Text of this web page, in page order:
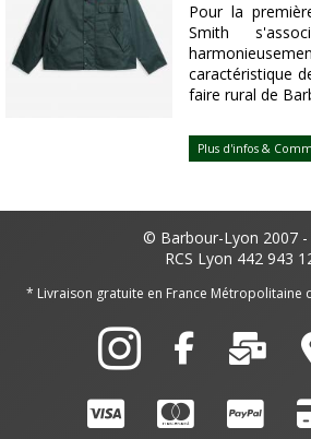
Pour la
Smith
caractéristique
faire rural de
Plus d'infos &
© Barbour-Lyon 2007 -
RCS Lyon 442 943
* Livraison gratuite en France Métropolitaine